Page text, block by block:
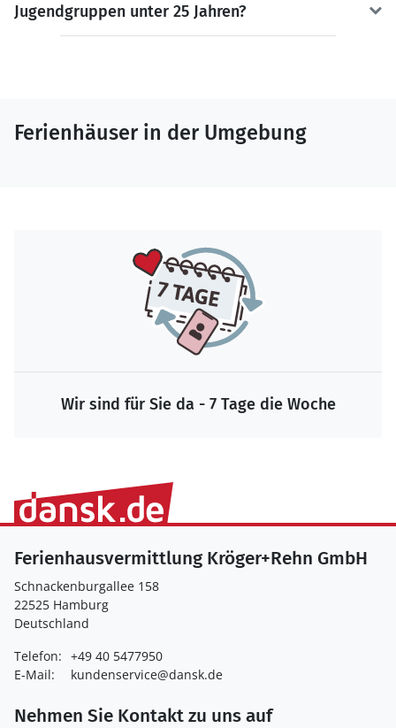
Jugendgruppen unter 25 Jahren?
Ferienhäuser in der Umgebung
Wir sind für Sie da - 7 Tage die Woche
Ferienhausvermittlung Kröger+Rehn GmbH
Schnackenburgallee 158
22525 Hamburg
Deutschland
Telefon: +49 40 5477950
E-Mail:
kundenservice@dansk.de
Nehmen Sie Kontakt zu uns auf